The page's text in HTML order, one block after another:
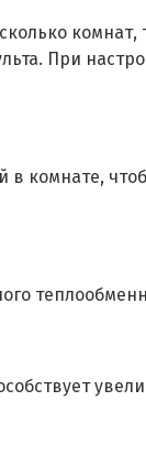
При
в комнате,